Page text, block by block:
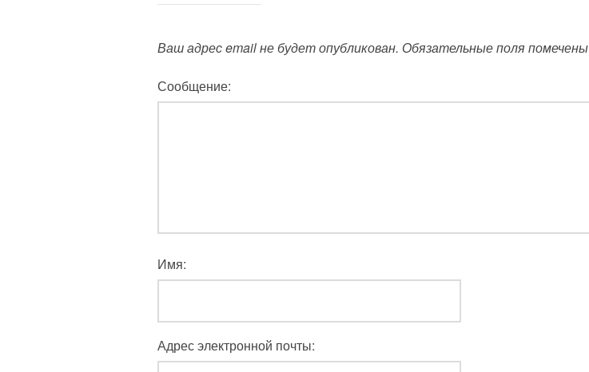
Ваш адрес email не будет опубликован. Обязательные поля помечены
Сообщение:
Имя:
Адрес электронной почты: